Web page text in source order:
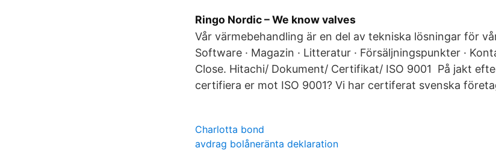
Ringo Nordic – We know valves
Vår värmebehandling är en del av tekniska lösningar för
Software · Magazin · Litteratur · Försäljningspunkter ·
Close. Hitachi/ Dokument/ Certifikat/ ISO 9001 På jakt
certifiera er mot ISO 9001? Vi har certiferat svenska
Charlotta bond
avdrag bolåneränta deklaration